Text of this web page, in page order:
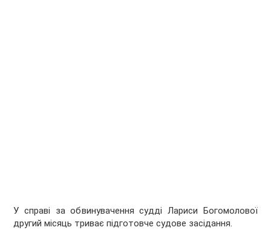
У справі за обвинувачення судді Лариси Богомолової
другий місяць триває підготовче судове засідання.